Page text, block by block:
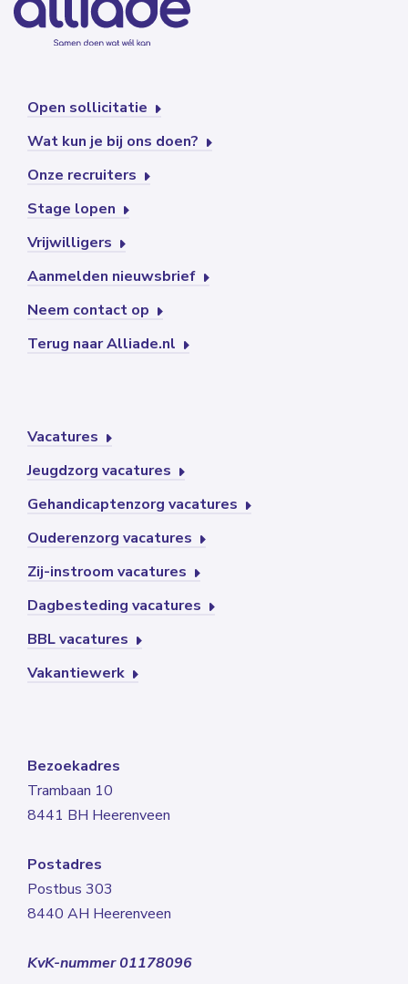
Open sollicitatie
Wat kun je bij ons doen?
Onze recruiters
Stage lopen
Vrijwilligers
Aanmelden nieuwsbrief
Neem contact op
Terug naar Alliade.nl
Vacatures
Jeugdzorg vacatures
Gehandicaptenzorg vacatures
Ouderenzorg vacatures
Zij-instroom vacatures
Dagbesteding vacatures
BBL vacatures
Vakantiewerk
Bezoekadres
Trambaan 10
8441 BH Heerenveen
Postadres
Postbus 303
8440 AH Heerenveen
KvK-nummer 01178096